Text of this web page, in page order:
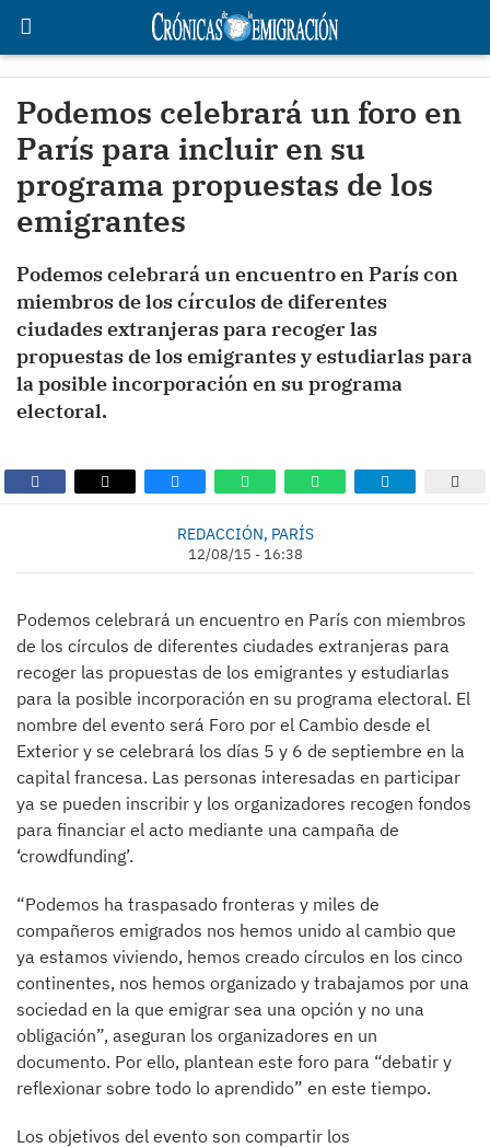
Podemos celebrará un foro en
París para incluir en su
programa propuestas de los
emigrantes
Podemos celebrará un encuentro en París con
miembros de los círculos de diferentes
ciudades extranjeras para recoger las
propuestas de los emigrantes y estudiarlas para
la posible incorporación en su programa
electoral.
REDACCIÓN, PARÍS
12/08/15 - 16:38
Podemos celebrará un encuentro en París con miembros
de los círculos de diferentes ciudades extranjeras para
recoger las propuestas de los emigrantes y estudiarlas
para la posible incorporación en su programa electoral. El
nombre del evento será Foro por el Cambio desde el
Exterior y se celebrará los días 5 y 6 de septiembre en la
capital francesa. Las personas interesadas en participar
ya se pueden inscribir y los organizadores recogen fondos
para financiar el acto mediante una campaña de
‘crowdfunding’.
“Podemos ha traspasado fronteras y miles de
compañeros emigrados nos hemos unido al cambio que
ya estamos viviendo, hemos creado círculos en los cinco
continentes, nos hemos organizado y trabajamos por una
sociedad en la que emigrar sea una opción y no una
obligación”, aseguran los organizadores en un
documento. Por ello, plantean este foro para “debatir y
reflexionar sobre todo lo aprendido” en este tiempo.
Los objetivos del evento son compartir los